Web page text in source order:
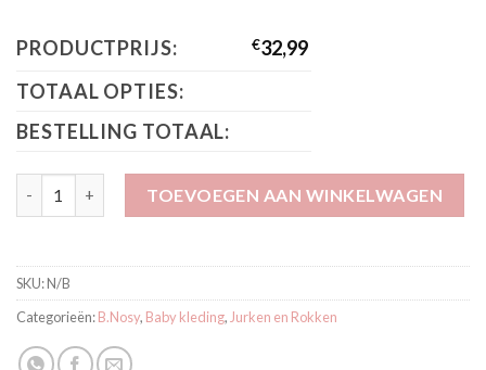
PRODUCTPRIJS: €32,99
TOTAAL OPTIES:
BESTELLING TOTAAL:
TOEVOEGEN AAN WINKELWAGEN
SKU:N/B
Categorieën:B.Nosy, Baby kleding, Jurken en Rokken